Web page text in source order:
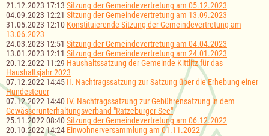
21.12.2023 17:13 Sitzung der Gemeindevertretung am 05.12.2023
04.09.2023 12:21 Sitzung der Gemeindevertretung am 13.09.2023
31.05.2023 12:10 Konstituierende Sitzung der Gemeindevertretung am
13.06.2023
24.03.2023 12:51 Sitzung der Gemeindevertretung am 04.04.2023
13.01.2023 12:11 Sitzung der Gemeindevertretung am 24.01.2023
20.12.2022 11:29 Haushaltssatzung der Gemeinde Kittlitz für das
Haushaltsjahr 2023
07.12.2022 14:45 II. Nachtragssatzung zur Satzung über die Erhebung einer
Hundesteuer
07.12.2022 14:40 IV. Nachtragssatzung zur Gebührensatzung in dem
Gewässerunterhaltungsverband "Ratzeburger See"
25.11.2022 08:40 Sitzung der Gemeindevertretung am 06.12.2022
20.10.2022 14:24 Einwohnerversammlung am 01.11.2022